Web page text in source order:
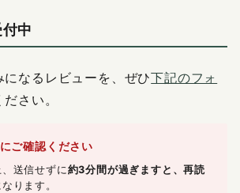
中
になるレビューを、ぜひ下記のフォ
さい。
ご確認ください
送信せずに約3分間が過ぎますと、再読
なります。